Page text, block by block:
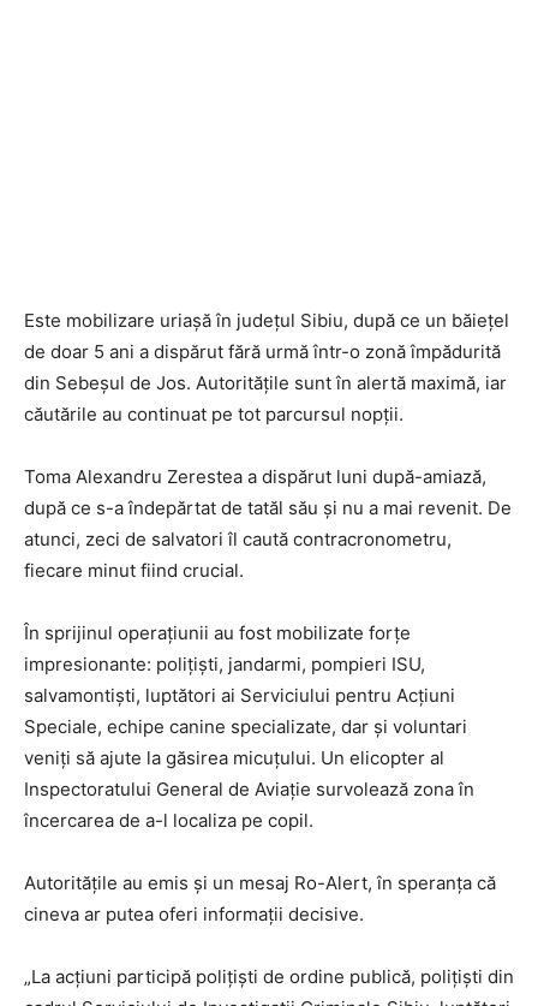
Este mobilizare uriașă în județul Sibiu, după ce un băiețel
de doar 5 ani a dispărut fără urmă într-o zonă împădurită
din Sebeșul de Jos. Autoritățile sunt în alertă maximă, iar
căutările au continuat pe tot parcursul nopții.
Toma Alexandru Zerestea a dispărut luni după-amiază,
după ce s-a îndepărtat de tatăl său și nu a mai revenit. De
atunci, zeci de salvatori îl caută contracronometru,
fiecare minut fiind crucial.
În sprijinul operațiunii au fost mobilizate forțe
impresionante: polițiști, jandarmi, pompieri ISU,
salvamontiști, luptători ai Serviciului pentru Acțiuni
Speciale, echipe canine specializate, dar și voluntari
veniți să ajute la găsirea micuțului. Un elicopter al
Inspectoratului General de Aviație survolează zona în
încercarea de a-l localiza pe copil.
Autoritățile au emis și un mesaj Ro-Alert, în speranța că
cineva ar putea oferi informații decisive.
„La acțiuni participă polițiști de ordine publică, polițiști din